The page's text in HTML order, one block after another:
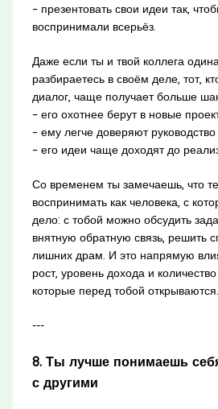
– презентовать свои идеи так,
воспринимали всерьёз.
Даже если ты и твой коллега
разбираетесь в своём деле, тот,
диалог, чаще получает больше
– его охотнее берут в новые
– ему легче доверяют
– его идеи чаще доходят до
Со временем ты замечаешь, что
воспринимать как человека, с
дело: с тобой можно обсудить
внятную обратную связь, решить
лишних драм. И это напрямую
рост, уровень дохода и
которые перед тобой открываются.
---
8. Ты лучше понимаешь
с другими